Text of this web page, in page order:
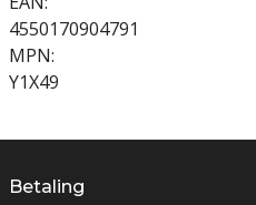
4550170904791
MPN:
Y1X49
Betaling